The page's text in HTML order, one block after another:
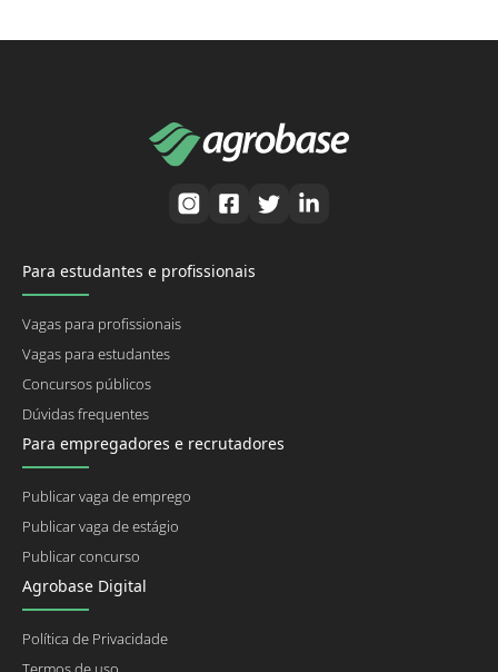
Para estudantes e profissionais
Vagas para profissionais
Vagas para estudantes
Concursos públicos
Dúvidas frequentes
Para empregadores e recrutadores
Publicar vaga de emprego
Publicar vaga de estágio
Publicar concurso
Agrobase Digital
Política de Privacidade